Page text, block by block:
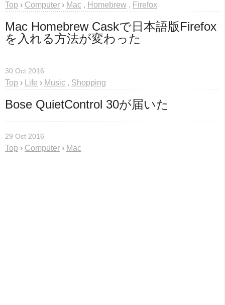
Top › Computer › Mac , Homebrew , Firefox
Mac Homebrew Caskで日本語版Firefox
を入れる方法が変わった
30 Oct 2016
Top › Life › Music , Shopping
Bose QuietControl 30が届いた
29 Oct 2016
Top › Computer › Mac